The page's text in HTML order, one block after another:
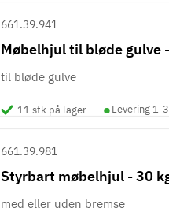
Møbelhjul til bløde gulve
661.39.941
til bløde gulve
11 stk på lager •Levering 1-
Styrbart møbelhjul - 30
661.39.981
med eller uden bremse